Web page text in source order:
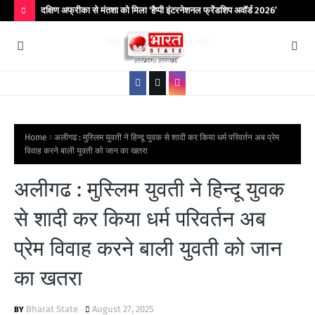
O
दक्षिण अफ्रीका से मंतशा को मिला ‘हैप्पी इंटरनेशनल फ्रेंडशिप अवॉर्ड 2026’
Home
अलीगढ : मुस्लिम युवती ने हिन्दू युवक से शादी कर किया धर्म परिवर्तन अब प्रेम
विवाह करने बाली युवती को जान का खतरा
अलीगढ : मुस्लिम युवती ने हिन्दू युवक
से शादी कर किया धर्म परिवर्तन अब
प्रेम विवाह करने बाली युवती को जान
का खतरा
Bharat State August 27, 2025